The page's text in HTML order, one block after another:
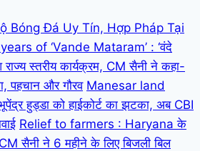
Bóng Đá Uy Tín, Hợp Pháp Tại
of ‘Vande Mataram’ : ‘वंदे
राज्य स्तरीय कार्यक्रम, CM सैनी ने कहा-
पहचान और गौरव Manesar land
हुड्डा को हाईकोर्ट का झटका, अब CBI
Relief to farmers : Haryana के
CM सैनी ने 6 महीने के लिए बिजली बिल